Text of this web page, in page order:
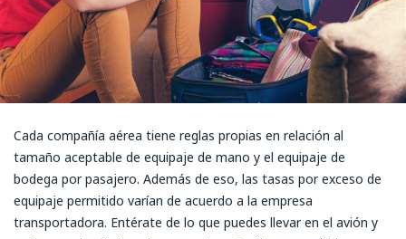
Cada compañía aérea tiene reglas propias en relación al
tamaño aceptable de equipaje de mano y el equipaje de
bodega por pasajero. Además de eso, las tasas por exceso de
equipaje permitido varían de acuerdo a la empresa
transportadora. Entérate de lo que puedes llevar en el avión y